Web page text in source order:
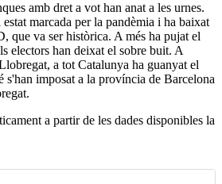
amb dret a vot han anat a les urnes.
marcada per la pandèmia i ha baixat
que va ser històrica. A més ha pujat el
electors han deixat el sobre buit. A
a tot Catalunya ha guanyat el
s'han imposat a la província de Barcelona
a partir de les dades disponibles la